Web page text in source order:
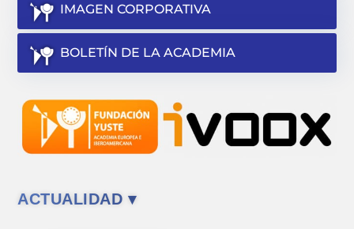
IMAGEN CORPORATIVA
BOLETÍN DE LA ACADEMIA
ACTUALIDAD ▾